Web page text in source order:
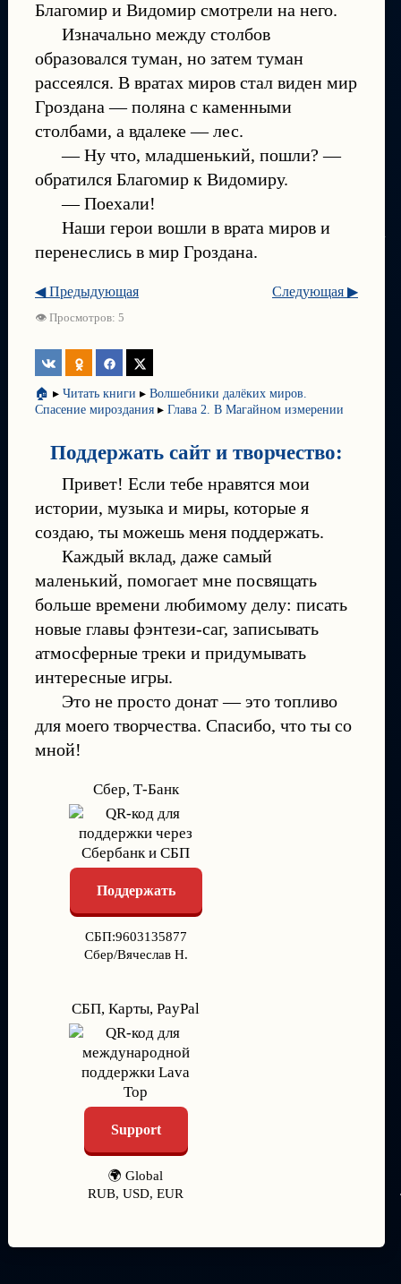
Благомир и Видомир смотрели на него.
Изначально между столбов
образовался туман, но затем туман
рассеялся. В вратах миров стал виден мир
Гроздана — поляна с каменными
столбами, а вдалеке — лес.
— Ну что, младшенький, пошли? —
обратился Благомир к Видомиру.
— Поехали!
Наши герои вошли в врата миров и
перенеслись в мир Гроздана.
Следующая ▶
◀ Предыдующая
👁 Просмотров: 5
🏠 ▸ Читать книги ▸ Волшебники далёких миров.
Спасение мироздания ▸ Глава 2. В Магайном измерении
Поддержать сайт и творчество:
Привет! Если тебе нравятся мои
истории, музыка и миры, которые я
создаю, ты можешь меня поддержать.
Каждый вклад, даже самый
маленький, помогает мне посвящать
больше времени любимому делу: писать
новые главы фэнтези-саг, записывать
атмосферные треки и придумывать
интересные игры.
Это не просто донат — это топливо
для моего творчества. Спасибо, что ты со
мной!
Сбер, Т-Банк
Поддержать
СБП:9603135877
Сбер/Вячеслав Н.
СБП, Карты, PayPal
Support
🌍 Global
RUB, USD, EUR